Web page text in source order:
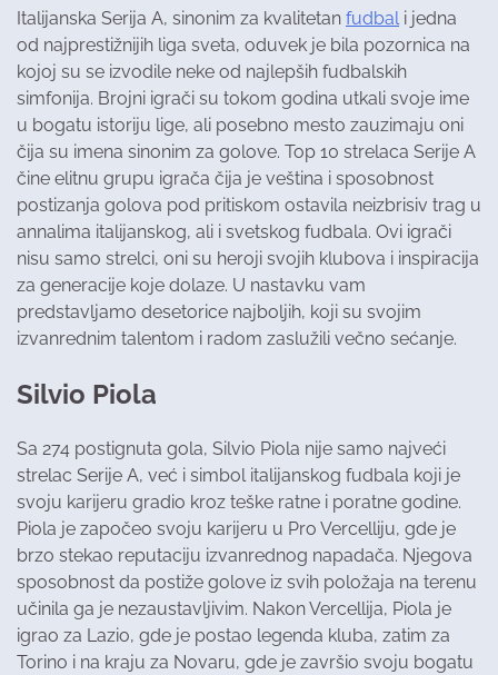
Italijanska Serija A, sinonim za kvalitetan fudbal i jedna
od najprestižnijih liga sveta, oduvek je bila pozornica na
kojoj su se izvodile neke od najlepših fudbalskih
simfonija. Brojni igrači su tokom godina utkali svoje ime
u bogatu istoriju lige, ali posebno mesto zauzimaju oni
čija su imena sinonim za golove. Top 10 strelaca Serije A
čine elitnu grupu igrača čija je veština i sposobnost
postizanja golova pod pritiskom ostavila neizbrisiv trag u
annalima italijanskog, ali i svetskog fudbala. Ovi igrači
nisu samo strelci, oni su heroji svojih klubova i inspiracija
za generacije koje dolaze. U nastavku vam
predstavljamo desetorice najboljih, koji su svojim
izvanrednim talentom i radom zaslužili večno sećanje.
Silvio Piola
Sa 274 postignuta gola, Silvio Piola nije samo najveći
strelac Serije A, već i simbol italijanskog fudbala koji je
svoju karijeru gradio kroz teške ratne i poratne godine.
Piola je započeo svoju karijeru u Pro Vercelliju, gde je
brzo stekao reputaciju izvanrednog napadača. Njegova
sposobnost da postiže golove iz svih položaja na terenu
učinila ga je nezaustavljivim. Nakon Vercellija, Piola je
igrao za Lazio, gde je postao legenda kluba, zatim za
Torino i na kraju za Novaru, gde je završio svoju bogatu